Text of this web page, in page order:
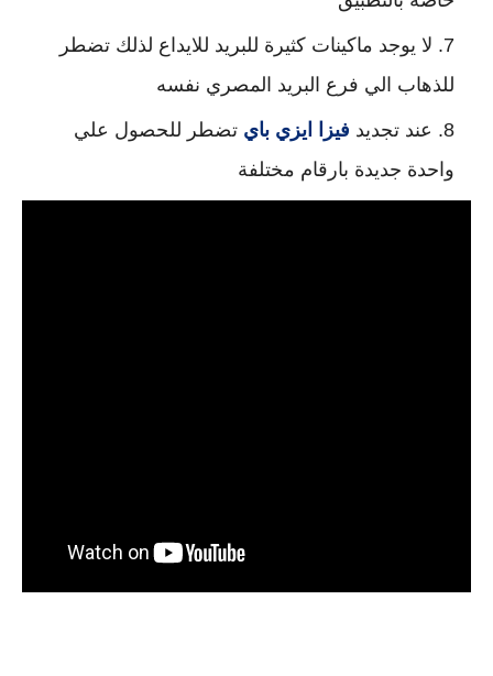
لا يوجد ماكينات كثيرة للبريد للايداع لذلك تضطر
للذهاب الي فرع البريد المصري نفسه
عند تجديد فيزا ايزي باي تضطر للحصول علي
واحدة جديدة بارقام مختلفة